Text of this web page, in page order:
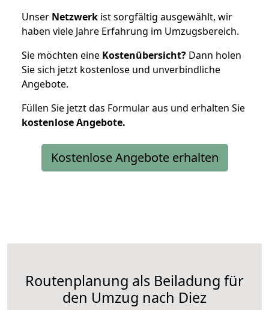
Unser Netzwerk ist sorgfältig ausgewählt, wir
haben viele Jahre Erfahrung im Umzugsbereich.
Sie möchten eine Kostenübersicht? Dann holen
Sie sich jetzt kostenlose und unverbindliche
Angebote.
Füllen Sie jetzt das Formular aus und erhalten Sie
kostenloseAngebote.
Kostenlose Angebote erhalten
Routenplanung als Beiladung für
den Umzug nach Diez